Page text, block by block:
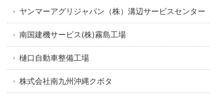
ヤンマーアグリジャパン（株）溝辺サービスセンター
南国建機サービス(株)霧島工場
樋口自動車整備工場
株式会社南九州沖縄クボタ